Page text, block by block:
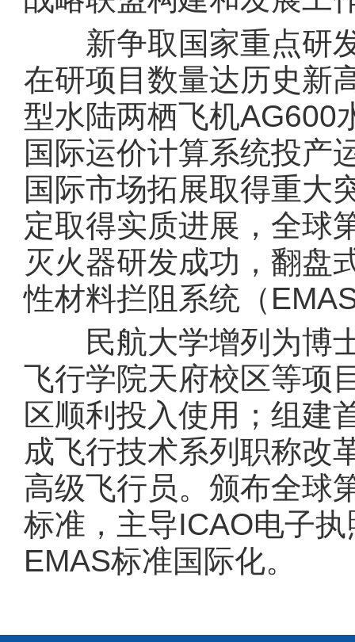
新争取国家重点研发
在研项目数量达历史新
型水陆两栖飞机AG600
国际运价计算系统投产
国际市场拓展取得重大
定取得实质进展，全球
灭火器研发成功，翻盘
性材料拦阻系统（
民航大学增列为博士
飞行学院天府校区等项
区顺利投入使用；组建
成飞行技术系列职称改
高级飞行员。颁布全球
标准，主导ICAO电子
EMAS标准国际化。